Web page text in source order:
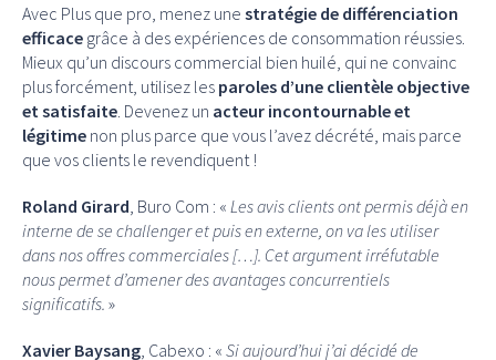
Avec Plus que pro, menez une stratégie de différenciation
efficace grâce à des expériences de consommation réussies.
Mieux qu’un discours commercial bien huilé, qui ne convainc
plus forcément, utilisez les paroles d’une clientèle objective
et satisfaite . Devenez un acteur incontournable et
légitime non plus parce que vous l’avez décrété, mais parce
que vos clients le revendiquent !
Roland Girard , Buro Com : « Les avis clients ont permis déjà en
interne de se challenger et puis en externe, on va les utiliser
dans nos offres commerciales […]. Cet argument irréfutable
nous permet d’amener des avantages concurrentiels
significatifs. »
Xavier Baysang , Cabexo : « Si aujourd’hui j’ai décidé de